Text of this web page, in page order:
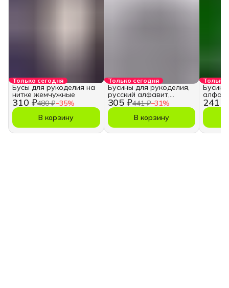
Только сегодня
310 ₽480 ₽−35%
Бусы для рукоделия на
нитке жемчужные
В корзину
Только сегодня
305 ₽441 ₽−31%
Бусины для рукоделия,
русский алфавит,
кубики
В корзину
Только
241 ₽